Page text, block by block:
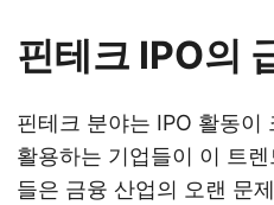
핀테크 IPO의
핀테크 분야는 IPO 활동이
활용하는 기업들이 이 트
들은 금융 산업의 오랜 문